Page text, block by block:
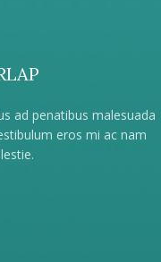
ad penatibus malesuada
eros mi ac nam